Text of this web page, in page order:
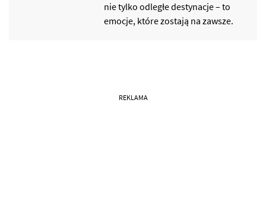
nie tylko odległe destynacje – to
emocje, które zostają na zawsze.
REKLAMA